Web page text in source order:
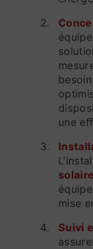
une
mise
Suivi